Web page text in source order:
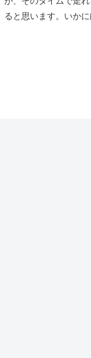
ると思います。いか